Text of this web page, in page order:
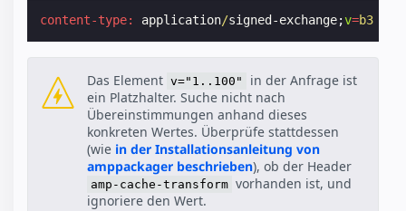
content-type: application/signed-exchange;v=b3
Das Element v="1..100"
in der Anfrage ist
ein Platzhalter. Suche nicht nach
Übereinstimmungen anhand dieses
konkreten Wertes. Überprüfe stattdessen
(wie in der Installationsanleitung von
amppackager beschrieben), ob der Header
amp-cache-transform vorhanden ist, und
ignoriere den Wert.